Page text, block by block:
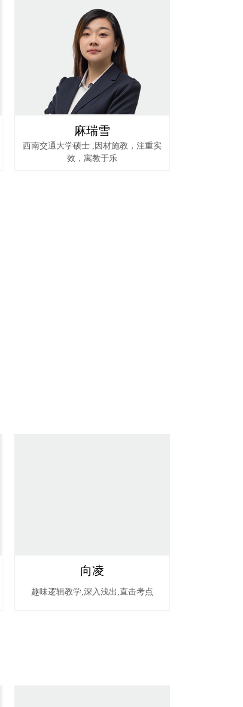
麻瑞雪
西南交通大学硕士 ,因材施教，注重实
效，寓教于乐
向凌
趣味逻辑教学,深入浅出,直击考点